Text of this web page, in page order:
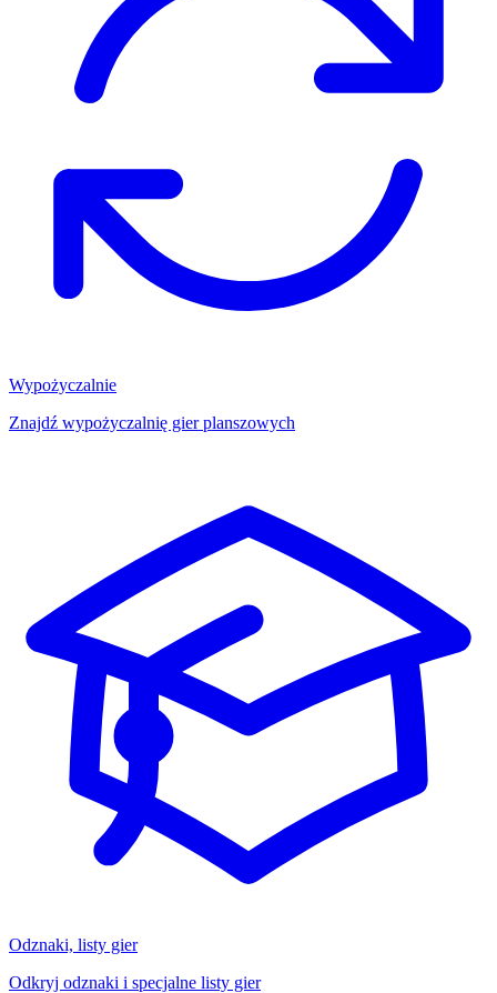
Wypożyczalnie
Znajdź wypożyczalnię gier planszowych
Odznaki, listy gier
Odkryj odznaki i specjalne listy gier